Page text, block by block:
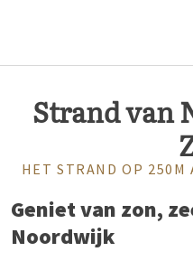
Strand van
HET STRAND OP 250M
Geniet van zon,
Noordwijk